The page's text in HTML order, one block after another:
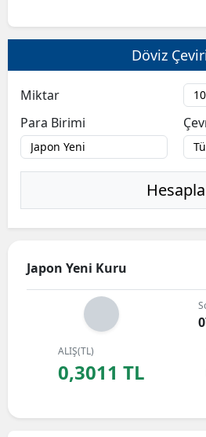
Döviz
Miktar
Para Birimi
Hesapla
Japon Yeni Kuru
ALIŞ(TL)
0,3011 TL